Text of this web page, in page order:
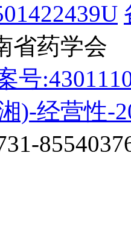
省药学会
号
)-经营性-